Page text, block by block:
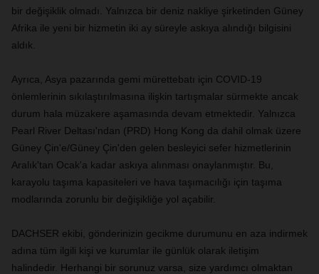
bir değişiklik olmadı. Yalnızca bir deniz nakliye şirketinden Güney
Afrika ile yeni bir hizmetin iki ay süreyle askıya alındığı bilgisini
aldık.
Ayrıca, Asya pazarında gemi mürettebatı için COVID-19
önlemlerinin sıkılaştırılmasına ilişkin tartışmalar sürmekte ancak
durum hala müzakere aşamasında devam etmektedir. Yalnızca
Pearl River Deltası'ndan (PRD) Hong Kong da dahil olmak üzere
Güney Çin'e/Güney Çin'den gelen besleyici sefer hizmetlerinin
Aralık'tan Ocak'a kadar askıya alınması onaylanmıştır. Bu,
karayolu taşıma kapasiteleri ve hava taşımacılığı için taşıma
modlarında zorunlu bir değişikliğe yol açabilir.
DACHSER ekibi, gönderinizin gecikme durumunu en aza indirmek
adına tüm ilgili kişi ve kurumlar ile günlük olarak iletişim
halindedir. Herhangi bir sorunuz varsa, size yardımcı olmaktan